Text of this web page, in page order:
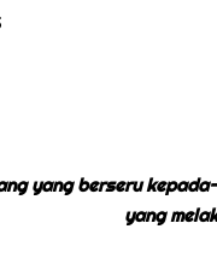
yang berseru
yang